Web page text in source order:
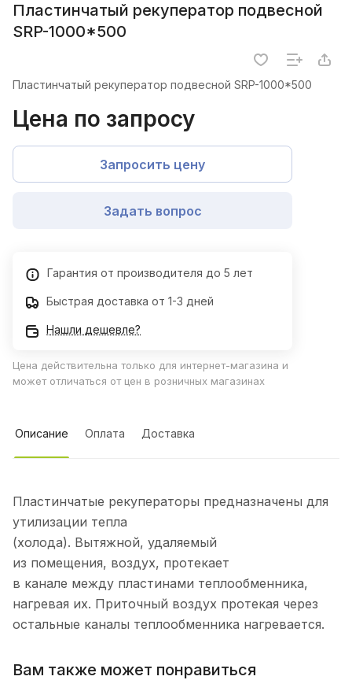
Пластинчатый рекуператор подвесной
SRP-1000*500
Пластинчатый рекуператор подвесной SRP-1000*500
Цена по запросу
Запросить цену
Задать вопрос
Гарантия от производителя до 5 лет
Быстрая доставка от 1-3 дней
Нашли дешевле?
Цена действительна только для интернет-магазина и
может отличаться от цен в розничных магазинах
Описание Оплата Доставка
Пластинчатые рекуператоры предназначены для
утилизации тепла
(холода). Вытяжной, удаляемый
из помещения, воздух, протекает
в канале между пластинами теплообменника,
нагревая их. Приточный воздух протекая через
остальные каналы теплообменника нагревается.
Вам также может понравиться